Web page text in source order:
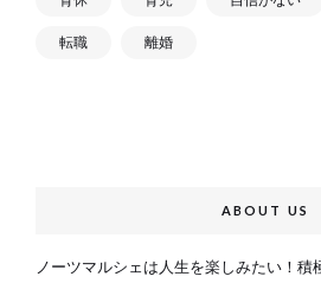
転職 離婚
ABOUT US
ノーツマルシェは人生を楽しみたい！